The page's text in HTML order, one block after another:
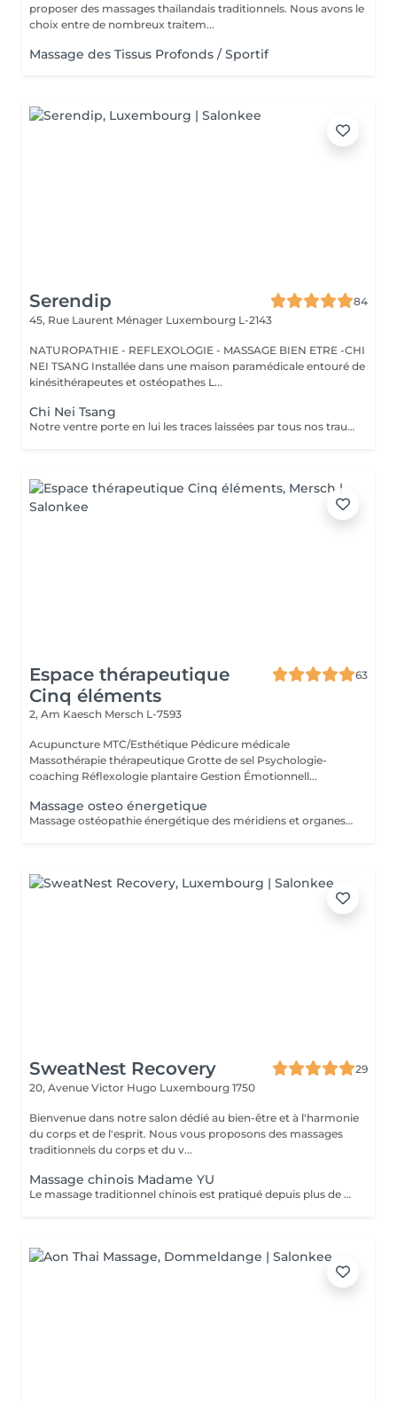
proposer des massages thaïlandais traditionnels. Nous avons le
choix entre de nombreux traitem...
Massage des Tissus Profonds / Sportif
Serendip
84
45, Rue Laurent Ménager Luxembourg L-2143
NATUROPATHIE - REFLEXOLOGIE - MASSAGE BIEN ETRE -CHI
NEI TSANG Installée dans une maison paramédicale entouré de
kinésithérapeutes et ostéopathes L...
Chi Nei Tsang
Notre ventre porte en lui les traces laissées par tous nos traumatismes et nos secrets les plus intimes. Le Chi Nei Tsang, branche du Qi Gong, consiste justement à masser en profondeur l'abdomen pour y libérer les énergies négatives." L'objectif de ce massage ? Libérer les blocages énergétiques, réduire les tensions et favoriser la circulation de l'énergie vitale, ou "chi", dans le corps. En médecine traditionnelle chinoise, le ventre est vu comme l'organe du pur et de l'impur, ce qui peut créer des blocages énergétiques. Cette méthode permet d'améliorer le bien-être général de notre corps et de notre esprit par la stimulation de points d'énergie. En plus d'agir sur les émotions, le massage peut également aider à détendre les muscles et à soulager les troubles digestifs comme les ballonnements, la constipation, les douleurs abdominales, Ne convient pas aux femme enceintes
Espace thérapeutique
Cinq éléments
63
2, Am Kaesch Mersch L-7593
Acupuncture MTC/Esthétique Pédicure médicale
Massothérapie thérapeutique Grotte de sel Psychologie-
coaching Réflexologie plantaire Gestion Émotionnell...
Massage osteo énergetique
Massage ostéopathie énergétique des méridiens et organes. Blocage de l'auto-guérison et du mieux-être. Prise en charge phytotherapeutique associé.
SweatNest Recovery
29
20, Avenue Victor Hugo Luxembourg 1750
Bienvenue dans notre salon dédié au bien-être et à l'harmonie
du corps et de l'esprit. Nous vous proposons des massages
traditionnels du corps et du v...
Massage chinois Madame YU
Le massage traditionnel chinois est pratiqué depuis plus de 2 000 ans. Cette pratique ancestrale vise à libérer la circulation de l'énergie dans le corps. Différentes techniques permettent de rétablir une bonne santé, notamment le pétrissage, le roulement et la pression profonde appliquée sur des points précis. Le massage chinois contribue également au bien-être général grâce à des tapotements et des pressions le long des méridiens et des points d'acupuncture. Le massage chinois se pratique généralement à travers les vêtements ou un tissu, et nécessite le port de vêtements amples, souples et légers. Il est donc recommandé de porter une tenue confortable et ample (y compris les sous-vêtements). Le travail vise à aider chacun à atteindre un équilibre et un bien-être optimal. Chaque personne étant unique, la praticienne adapte ses techniques de massage aux besoins spécifiques de chacun. Le massage chinois: - débloque les méridiens et améliorer la circulation sanguine - harmonise les fonctions organiques - soulage les tensions musculaires - renforce le système immunitaire - lubrifie les articulations - détend le corps et l'esprit.